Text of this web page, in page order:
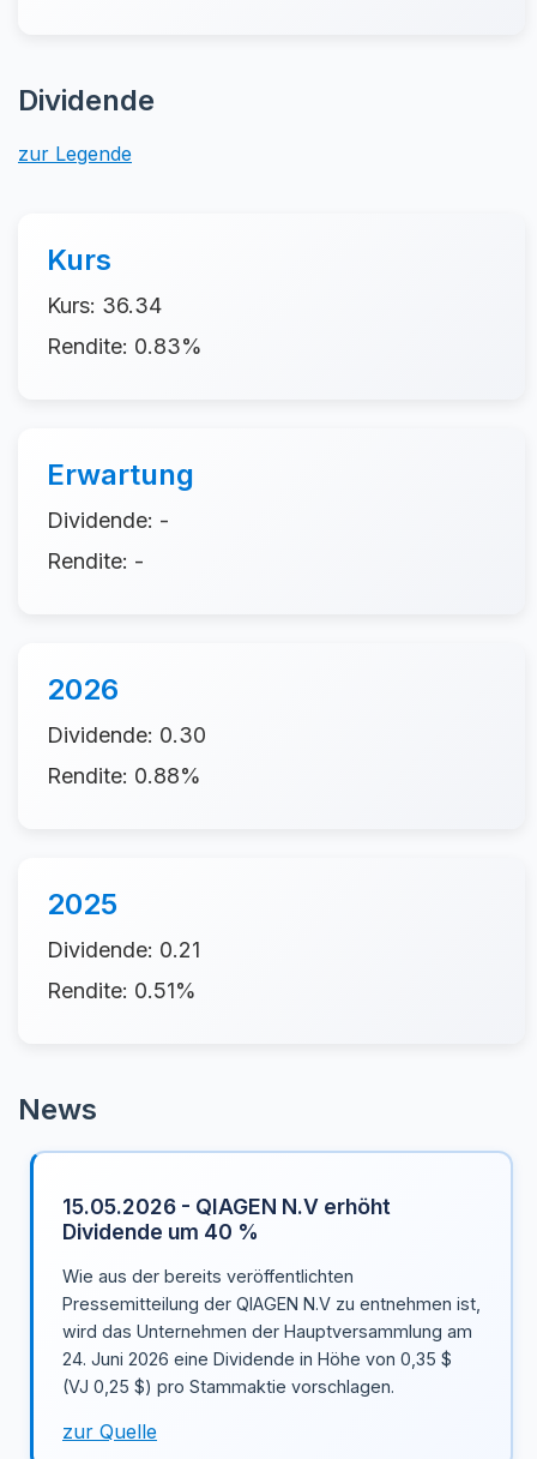
Dividende
zur Legende
Kurs
Kurs: 36.34
Rendite: 0.83%
Erwartung
Dividende: -
Rendite: -
2026
Dividende: 0.30
Rendite: 0.88%
2025
Dividende: 0.21
Rendite: 0.51%
News
15.05.2026 - QIAGEN N.V erhöht
Dividende um 40 %
Wie aus der bereits veröffentlichten
Pressemitteilung der QIAGEN N.V zu entnehmen ist,
wird das Unternehmen der Hauptversammlung am
24. Juni 2026 eine Dividende in Höhe von 0,35 $
(VJ 0,25 $) pro Stammaktie vorschlagen.
zur Quelle